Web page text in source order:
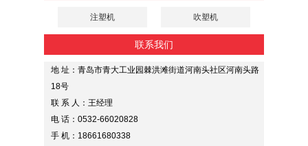
注塑机 吹塑机
联系我们
地 址：青岛市青大工业园棘洪滩街道河南头社区河南头路
18号
联 系 人：王经理
电 话：0532-66020828
手 机：18661680338